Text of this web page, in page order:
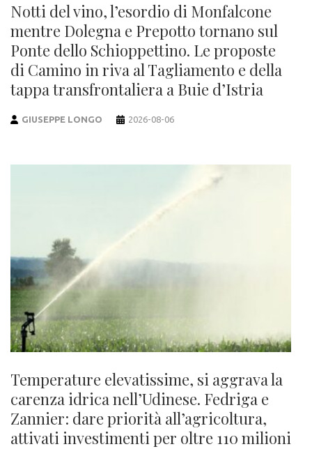
Notti del vino, l’esordio di Monfalcone
mentre Dolegna e Prepotto tornano sul
Ponte dello Schioppettino. Le proposte
di Camino in riva al Tagliamento e della
tappa transfrontaliera a Buie d’Istria
GIUSEPPE LONGO 2026-08-06
Temperature elevatissime, si aggrava la
carenza idrica nell’Udinese. Fedriga e
Zannier: dare priorità all’agricoltura,
attivati investimenti per oltre 110 milioni